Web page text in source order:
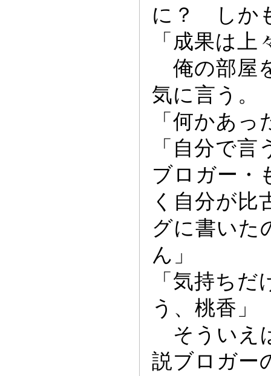
に？ しか
「成果は
俺の部屋
気に言う。
「何かあ っ
「自分で
ブロガー
く自分が比
グに書いた
ん」
「気持ち
う、桃香」
そういえ
説ブロガー